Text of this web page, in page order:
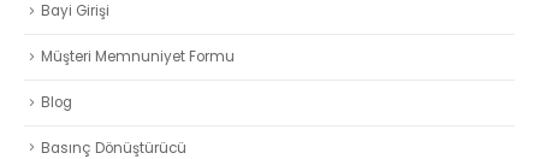
Bayi Girişi
Müşteri Memnuniyet Formu
Blog
Basınç Dönüştürücü